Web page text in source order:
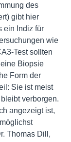
des
gibt hier
ein Indiz für
wie
Test sollten
Biopsie
Form der
Sie ist meist
verborgen.
angezeigt ist,
Thomas Dill,